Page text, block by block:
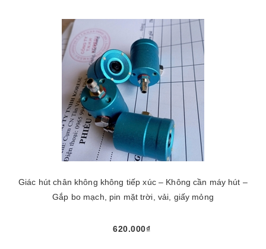
Giác hút chân không không tiếp xúc – Không cần máy hút –
Gắp bo mạch, pin mặt trời, vải, giấy mỏng
620.000₫